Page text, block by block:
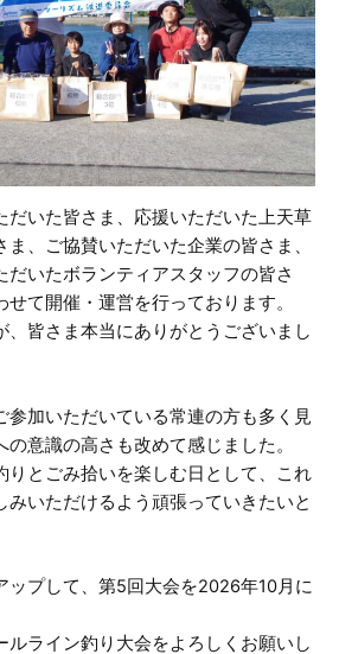
だいた皆さま、応援いただいた上天草
、ご協賛いただいた企業の皆さま、
だいたボランティアスタッフの皆さ
せて開催・運営を行っております。
、皆さま本当にありがとうございまし
参加いただいている常連の方も多く見
意識の高さも改めて感じました。
りとごみ拾いを楽しむ日として、これ
みいただけるよう頑張っていきたいと
ップして、第5回大会を2026年10月に
ルライン釣り大会をよろしくお願いし